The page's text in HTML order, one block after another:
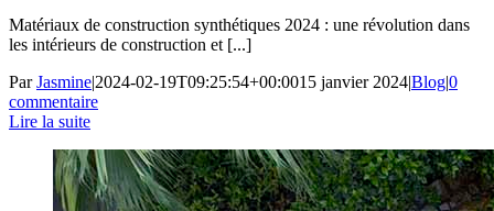
Matériaux de construction synthétiques 2024 : une révolution dans
les intérieurs de construction et [...]
ParJasmine|2024-02-19T09:25:54+00:0015 janvier 2024|Blog|0
commentaire
Lire la suite